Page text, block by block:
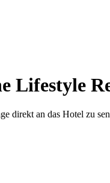
Lifestyle
direkt an das Hotel zu